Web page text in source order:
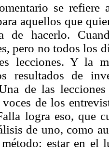
se refiere
aquellos que
de hacerlo.
pero no todos los
lecciones. Y la
resultados de
de las
voces de los
logra eso, que
de uno, como
estar en el